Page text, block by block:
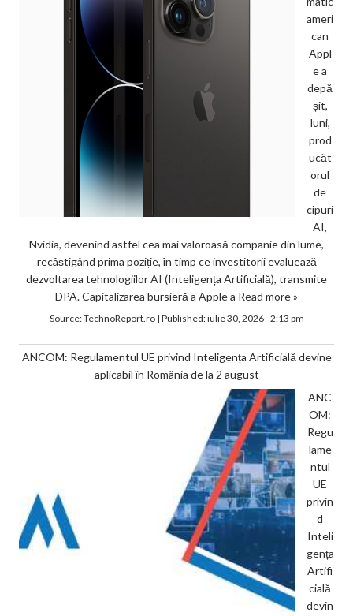
ameri
can
Appl
e a
depă
șit,
luni,
prod
ucăt
orul
de
cipuri
AI,
Nvidia, devenind astfel cea mai valoroasă companie din lume,
recâștigând prima poziție, în timp ce investitorii evaluează
dezvoltarea tehnologiilor AI (Inteligența Artificială), transmite
DPA. Capitalizarea bursieră a Apple a Read more »
Source:TechnoReport.ro| Published:iulie 30, 2026 - 2:13 pm
ANCOM: Regulamentul UE privind Inteligența Artificială devine
aplicabil în România de la 2 august
ANC
OM:
Regu
lame
ntul
UE
privin
d
Inteli
gența
Artifi
cială
devin